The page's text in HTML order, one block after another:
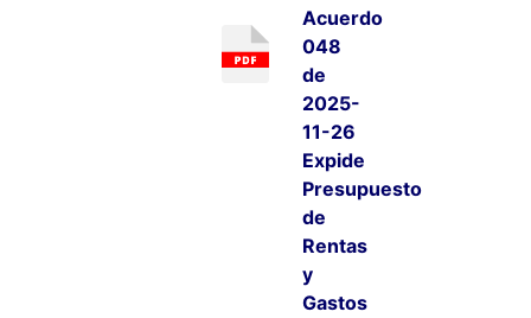
Acuerdo
048
de
2025-
11-26
Expide
Presupuesto
de
Rentas
y
Gastos